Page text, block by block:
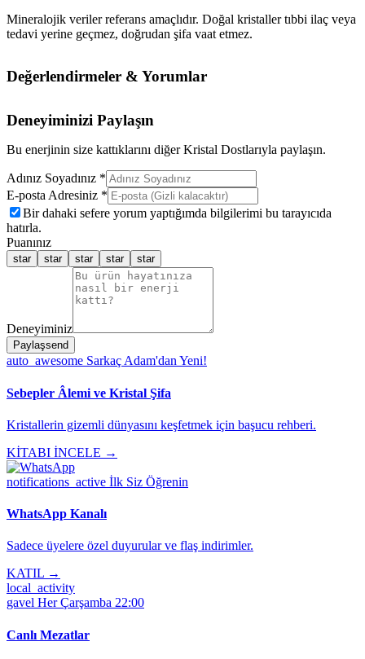
Mineralojik veriler referans amaçlıdır. Doğal kristaller tıbbi ilaç veya
tedavi yerine geçmez, doğrudan şifa vaat etmez.
Değerlendirmeler & Yorumlar
Deneyiminizi Paylaşın
Bu enerjinin size kattıklarını diğer Kristal Dostlarıyla paylaşın.
Adınız Soyadınız *
E-posta Adresiniz *
Bir dahaki sefere yorum yaptığımda bilgilerimi bu tarayıcıda
hatırla.
Puanınız
star star star star star
Deneyiminiz
Paylaşsend
auto_awesome Sarkaç Adam'dan Yeni!
Sebepler Âlemi ve Kristal Şifa
Kristallerin gizemli dünyasını keşfetmek için başucu rehberi.
KİTABI İNCELE →
notifications_active İlk Siz Öğrenin
WhatsApp Kanalı
Sadece üyelere özel duyurular ve flaş indirimler.
KATIL →
local_activity
gavel Her Çarşamba 22:00
Canlı Mezatlar